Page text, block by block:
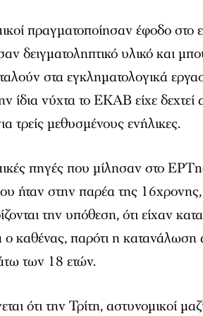
πραγματοποίησαν έφοδο στο
δειγματοληπτικό υλικό και
στα εγκληματολογικά
ίδια νύχτα το EKAB είχε δεχτεί
τρείς μεθυσμένους ενήλικες.
πηγές που μίλησαν στο
ήταν στην παρέα της
την υπόθεση, ότι είχαν
ο καθένας, παρότι η κατανάλωση
των 18 ετών.
ότι την Τρίτη, αστυνομικοί